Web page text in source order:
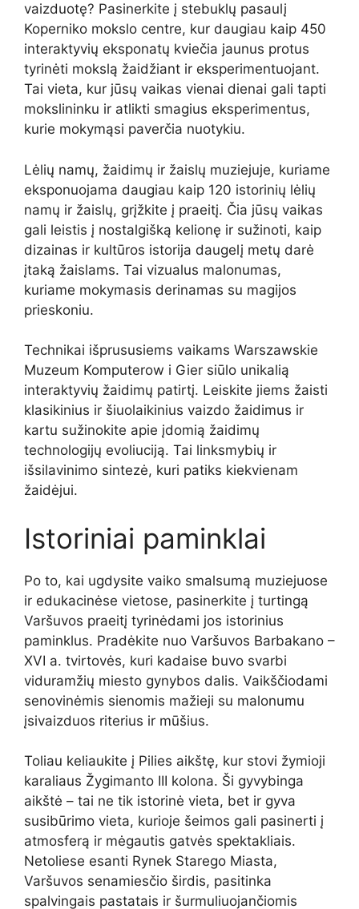
vaizduotę? Pasinerkite į stebuklų pasaulį
Koperniko mokslo centre, kur daugiau kaip 450
interaktyvių eksponatų kviečia jaunus protus
tyrinėti mokslą žaidžiant ir eksperimentuojant.
Tai vieta, kur jūsų vaikas vienai dienai gali tapti
mokslininku ir atlikti smagius eksperimentus,
kurie mokymąsi paverčia nuotykiu.
Lėlių namų, žaidimų ir žaislų muziejuje, kuriame
eksponuojama daugiau kaip 120 istorinių lėlių
namų ir žaislų, grįžkite į praeitį. Čia jūsų vaikas
gali leistis į nostalgišką kelionę ir sužinoti, kaip
dizainas ir kultūros istorija daugelį metų darė
įtaką žaislams. Tai vizualus malonumas,
kuriame mokymasis derinamas su magijos
prieskoniu.
Technikai išprususiems vaikams Warszawskie
Muzeum Komputerow i Gier siūlo unikalią
interaktyvių žaidimų patirtį. Leiskite jiems žaisti
klasikinius ir šiuolaikinius vaizdo žaidimus ir
kartu sužinokite apie įdomią žaidimų
technologijų evoliuciją. Tai linksmybių ir
išsilavinimo sintezė, kuri patiks kiekvienam
žaidėjui.
Istoriniai paminklai
Po to, kai ugdysite vaiko smalsumą muziejuose
ir edukacinėse vietose, pasinerkite į turtingą
Varšuvos praeitį tyrinėdami jos istorinius
paminklus. Pradėkite nuo Varšuvos Barbakano –
XVI a. tvirtovės, kuri kadaise buvo svarbi
viduramžių miesto gynybos dalis. Vaikščiodami
senovinėmis sienomis mažieji su malonumu
įsivaizduos riterius ir mūšius.
Toliau keliaukite į Pilies aikštę, kur stovi žymioji
karaliaus Žygimanto III kolona. Ši gyvybinga
aikštė – tai ne tik istorinė vieta, bet ir gyva
susibūrimo vieta, kurioje šeimos gali pasinerti į
atmosferą ir mėgautis gatvės spektakliais.
Netoliese esanti Rynek Starego Miasta,
Varšuvos senamiesčio širdis, pasitinka
spalvingais pastatais ir šurmuliuojančiomis